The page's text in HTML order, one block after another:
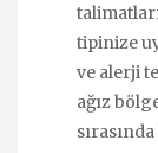
tipinize
ve alerji
ağız